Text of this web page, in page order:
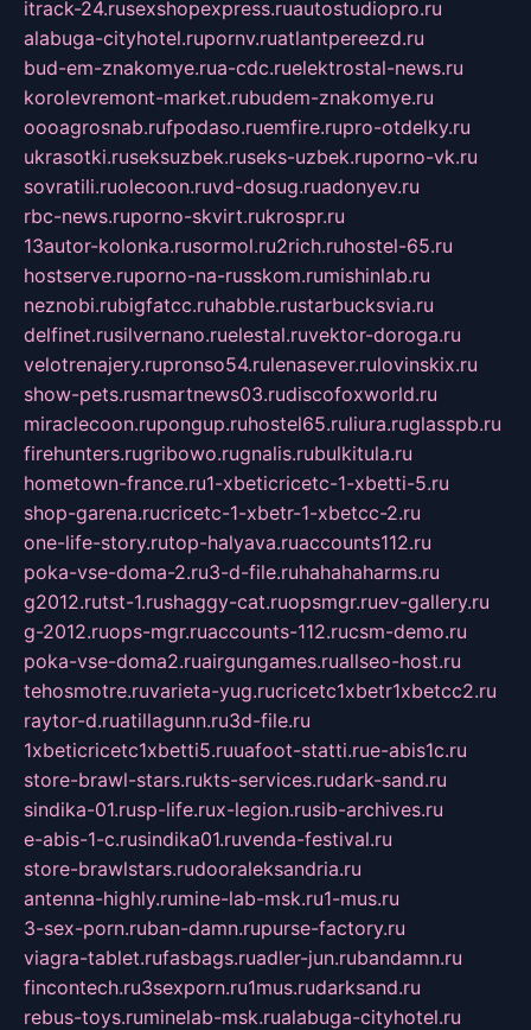
itrack-24.rusexshopexpress.ruautostudiopro.ru
alabuga-cityhotel.rupornv.ruatlantpereezd.ru
bud-em-znakomye.rua-cdc.ruelektrostal-news.ru
korolevremont-market.rubudem-znakomye.ru
oooagrosnab.rufpodaso.ruemfire.rupro-otdelky.ru
ukrasotki.ruseksuzbek.ruseks-uzbek.ruporno-vk.ru
sovratili.ruolecoon.ruvd-dosug.ruadonyev.ru
rbc-news.ruporno-skvirt.rukrospr.ru
13autor-kolonka.rusormol.ru2rich.ruhostel-65.ru
hostserve.ruporno-na-russkom.rumishinlab.ru
neznobi.rubigfatcc.ruhabble.rustarbucksvia.ru
delfinet.rusilvernano.ruelestal.ruvektor-doroga.ru
velotrenajery.rupronso54.rulenasever.rulovinskix.ru
show-pets.rusmartnews03.rudiscofoxworld.ru
miraclecoon.rupongup.ruhostel65.ruliura.ruglasspb.ru
firehunters.rugribowo.rugnalis.rubulkitula.ru
hometown-france.ru1-xbeticricetc-1-xbetti-5.ru
shop-garena.rucricetc-1-xbetr-1-xbetcc-2.ru
one-life-story.rutop-halyava.ruaccounts112.ru
poka-vse-doma-2.ru3-d-file.ruhahahaharms.ru
g2012.rutst-1.rushaggy-cat.ruopsmgr.ruev-gallery.ru
g-2012.ruops-mgr.ruaccounts-112.rucsm-demo.ru
poka-vse-doma2.ruairgungames.ruallseo-host.ru
tehosmotre.ruvarieta-yug.rucricetc1xbetr1xbetcc2.ru
raytor-d.ruatillagunn.ru3d-file.ru
1xbeticricetc1xbetti5.ruuafoot-statti.rue-abis1c.ru
store-brawl-stars.rukts-services.rudark-sand.ru
sindika-01.rusp-life.rux-legion.rusib-archives.ru
e-abis-1-c.rusindika01.ruvenda-festival.ru
store-brawlstars.rudooraleksandria.ru
antenna-highly.rumine-lab-msk.ru1-mus.ru
3-sex-porn.ruban-damn.rupurse-factory.ru
viagra-tablet.rufasbags.ruadler-jun.rubandamn.ru
fincontech.ru3sexporn.ru1mus.rudarksand.ru
rebus-toys.ruminelab-msk.rualabuga-cityhotel.ru